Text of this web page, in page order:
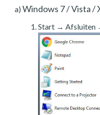
a) Windows 7 / Vista /
Start → Afsluiten